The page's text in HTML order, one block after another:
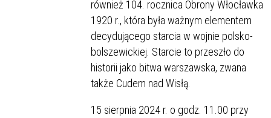
również 104. rocznica Obrony Włocławka
1920 r., która była ważnym elementem
decydującego starcia w wojnie polsko-
bolszewickiej. Starcie to przeszło do
historii jako bitwa warszawska, zwana
także Cudem nad Wisłą.
15 sierpnia 2024 r. o godz. 11.00 przy